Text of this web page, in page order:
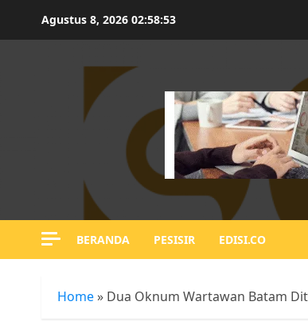
Agustus 8, 2026 02:58:54
BERANDA PESISIR EDISI.CO
Home » Dua Oknum Wartawan Batam